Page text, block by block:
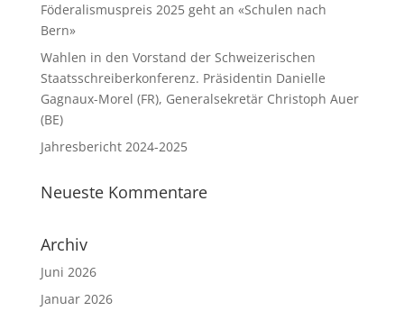
Föderalismuspreis 2025 geht an «Schulen nach
Bern»
Wahlen in den Vorstand der Schweizerischen
Staatsschreiberkonferenz. Präsidentin Danielle
Gagnaux-Morel (FR), Generalsekretär Christoph Auer
(BE)
Jahresbericht 2024-2025
Neueste Kommentare
Archiv
Juni 2026
Januar 2026